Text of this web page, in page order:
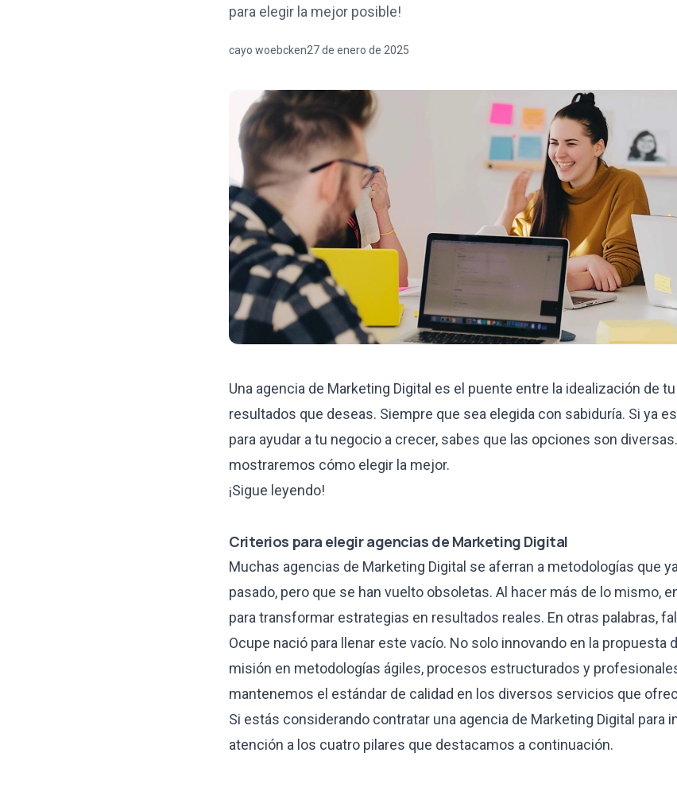
para elegir la mejor posible!
cayo woebcken27 de enero de 2025
Una agencia de Marketing Digital es el puente entre la idealización de
resultados que deseas. Siempre que sea elegida con sabiduría. Si ya
para ayudar a tu negocio a crecer, sabes que las opciones son
mostraremos cómo elegir la mejor.
¡Sigue leyendo!
Criterios para elegir agencias de Marketing Digital
Muchas agencias de Marketing Digital se aferran a metodologías que
pasado, pero que se han vuelto obsoletas. Al hacer más de lo mismo,
para transformar estrategias en resultados reales. En otras palabras,
Ocupe nació para llenar este vacío. No solo innovando en la propuesta
misión en metodologías ágiles, procesos estructurados y
mantenemos el estándar de calidad en los diversos servicios que
Si estás considerando contratar una agencia de Marketing Digital para
atención a los cuatro pilares que destacamos a continuación.